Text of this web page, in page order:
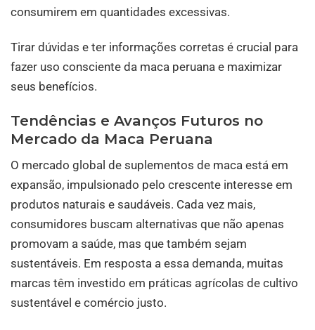
consumirem em quantidades excessivas.
Tirar dúvidas e ter informações corretas é crucial para
fazer uso consciente da maca peruana e maximizar
seus benefícios.
Tendências e Avanços Futuros no
Mercado da Maca Peruana
O mercado global de suplementos de maca está em
expansão, impulsionado pelo crescente interesse em
produtos naturais e saudáveis. Cada vez mais,
consumidores buscam alternativas que não apenas
promovam a saúde, mas que também sejam
sustentáveis. Em resposta a essa demanda, muitas
marcas têm investido em práticas agrícolas de cultivo
sustentável e comércio justo.